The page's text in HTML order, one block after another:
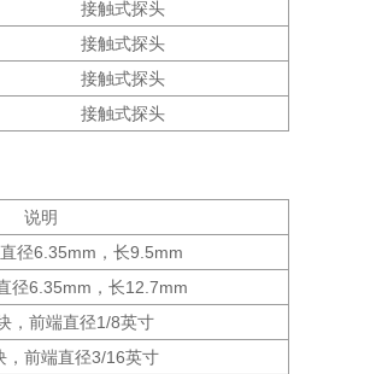
接触式探头
接触式探头
接触式探头
接触式探头
说明
径6.35mm，长9.5mm
径6.35mm，长12.7mm
，前端直径1/8英寸
，前端直径3/16英寸